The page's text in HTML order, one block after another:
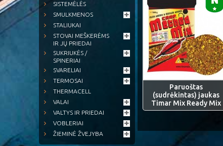
SISTEMĖLĖS
SMULKMENOS
STALIUKAI
STOVAI MEŠKERĖMS
IR JŲ PRIEDAI
SUKRIUKĖS /
SPINERIAI
SVARELIAI
TERMOSAI
THERMACELL
VALAI
VALTYS IR PRIEDAI
VOBLERIAI
ŽIEMINĖ ŽVEJYBA
Paruoštas
(sudrėkintas) jaukas
Timar Mix Ready Mix